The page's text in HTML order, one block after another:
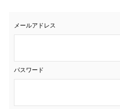
メールアドレス
パスワード